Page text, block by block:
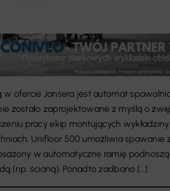
w ofercie Jansera jest automat
zostało zaprojektowane z myślą o
pracy ekip montujących
Unifloor 500 umożliwia spawanie
w automatyczne ramię
(np. ścianą). Ponadto zadbano [...]